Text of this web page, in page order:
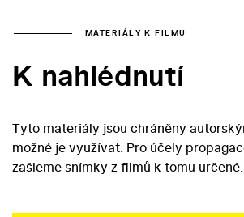
MATERIÁLY K FILMU
K nahlédnutí
Tyto materiály jsou chráněny
možné je využívat. Pro účely
zašleme snímky z filmů k tomu určené.